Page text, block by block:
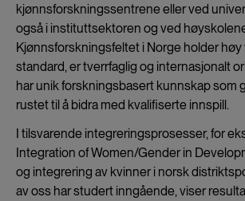
kjønnsforskningssentrene eller ved
også i instituttsektoren og ved
Kjønnsforskningsfeltet i Norge holder
standard, er tverrfaglig og internasjonalt
har unik forskningsbasert kunnskap som
rustet til å bidra med kvalifiserte innspill.
I tilsvarende integreringsprosesser, for
Integration of Women/Gender in
og integrering av kvinner i norsk
av oss har studert inngående, viser